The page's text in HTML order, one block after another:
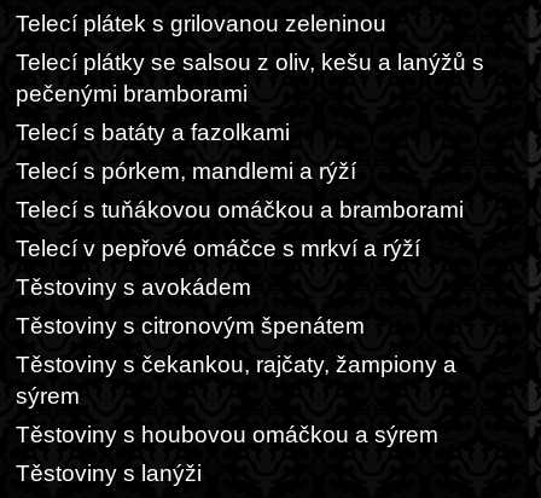
Telecí plátek s grilovanou zeleninou
Telecí plátky se salsou z oliv, kešu a lanýžů s
pečenými bramborami
Telecí s batáty a fazolkami
Telecí s pórkem, mandlemi a rýží
Telecí s tuňákovou omáčkou a bramborami
Telecí v pepřové omáčce s mrkví a rýží
Těstoviny s avokádem
Těstoviny s citronovým špenátem
Těstoviny s čekankou, rajčaty, žampiony a
sýrem
Těstoviny s houbovou omáčkou a sýrem
Těstoviny s lanýži